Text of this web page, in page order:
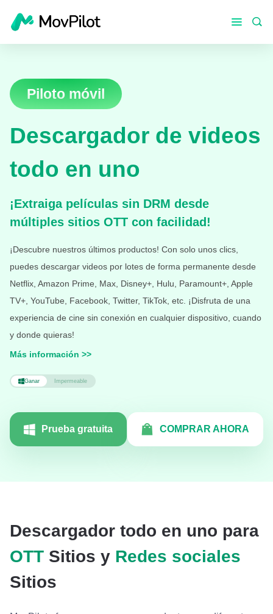
Piloto móvil
Descargador de videos
todo en uno
¡Extraiga películas sin DRM desde
múltiples sitios OTT con facilidad!
¡Descubre nuestros últimos productos! Con solo unos clics,
puedes descargar videos por lotes de forma permanente desde
Netflix, Amazon Prime, Max, Disney+, Hulu, Paramount+, Apple
TV+, YouTube, Facebook, Twitter, TikTok, etc. ¡Disfruta de una
experiencia de cine sin conexión en cualquier dispositivo, cuando
y donde quieras!
Más información >>
Ganar Impermeable
Prueba gratuita COMPRAR AHORA
Descargador todo en uno para
OTT Sitios y Redes sociales
Sitios